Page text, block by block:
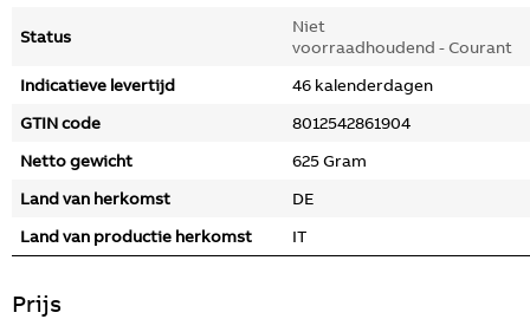
Status
Niet
voorraadhoudend - Courant
Indicatieve levertijd
46 kalenderdagen
GTIN code
8012542861904
Netto gewicht
625 Gram
Land van herkomst
DE
Land van productie herkomst
IT
Prijs